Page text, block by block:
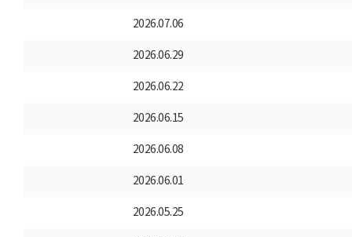
2026.07.06
2026.06.29
2026.06.22
2026.06.15
2026.06.08
2026.06.01
2026.05.25